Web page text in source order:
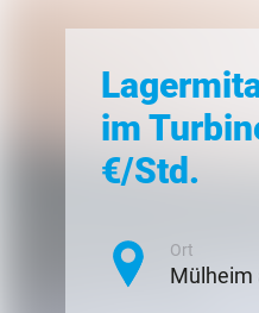
im
€/Std.
Ort
Mülheim